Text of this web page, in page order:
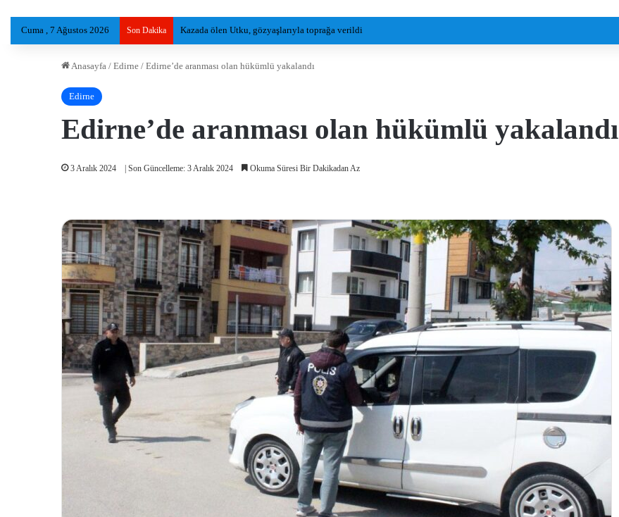
Cuma , 7 Ağustos 2026 Son Dakika Çorluspor 1947, Bolu Kampında Yeni Sezon Hazırlıklarını Sürdürüyor
Anasayfa / Edirne / Edirne’de aranması olan hükümlü yakalandı
Edirne
Edirne’de aranması olan hükümlü yakalandı
3 Aralık 2024 | Son Güncelleme: 3 Aralık 2024 Okuma Süresi Bir Dakikadan Az